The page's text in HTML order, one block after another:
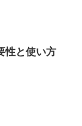
性と使い方